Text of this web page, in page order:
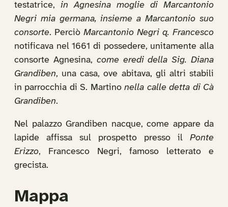
testatrice, in Agnesina moglie di Marcantonio
Negri mia germana, insieme a Marcantonio suo
consorte. Perciò Marcantonio Negri q. Francesco
notificava nel 1661 di possedere, unitamente alla
consorte Agnesina, come eredi della Sig. Diana
Grandiben, una casa, ove abitava, gli altri stabili
in parrocchia di S. Martinonella calle detta di Cà
Grandiben.
Nel palazzo Grandiben nacque, come appare da
lapide affissa sul prospetto presso il Ponte
Erizzo, Francesco Negri, famoso letterato e
grecista.
Mappa